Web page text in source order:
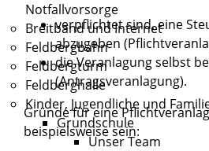
Notfallvorsorge
Breitband und Internet
Feldbergbahn
Feldbergturm
Feldberghalle
Kinder, Jugendliche und
Grundschule
Unser Team
verpflichtet sind, eine
abzugeben
die Veranlagung selbst
(Antragsveranlagung).
Gründe für eine
beispielsweise sein: